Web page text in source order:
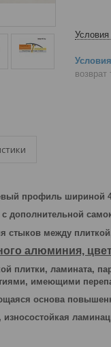
возврат
профиль шириной
дополнительной
стыков между
алюминия,
плитки, ламината,
имеющими
основа
износостойкая